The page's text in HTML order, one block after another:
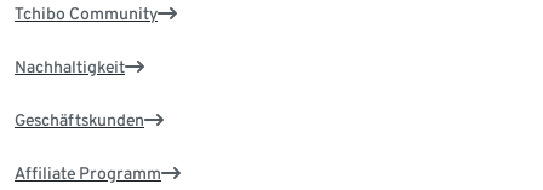
Tchibo Community
Nachhaltigkeit
Geschäftskunden
Affiliate Programm